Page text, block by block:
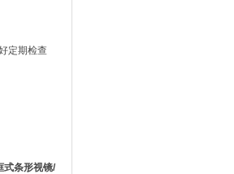
定期检查
式条形视镜/